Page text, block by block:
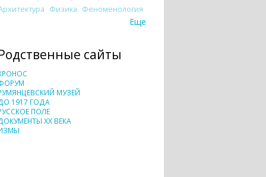
Физика Феноменология
Еще
сайты
МУЗЕЙ
1917 ГОДА
ПОЛЕ
XX ВЕКА